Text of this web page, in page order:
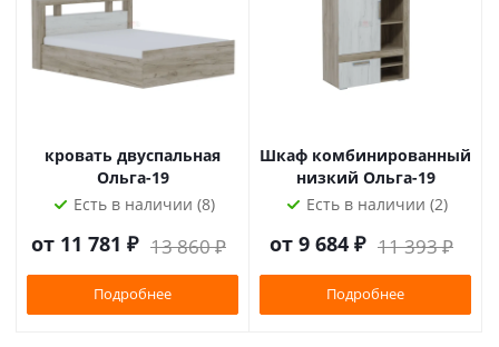
кровать двуспальная
Ольга-19
Есть в наличии (8)
от 11 781 ₽ 13 860 ₽
Подробнее
Шкаф комбинированный
низкий Ольга-19
Есть в наличии (2)
от 9 684 ₽ 11 393 ₽
Подробнее